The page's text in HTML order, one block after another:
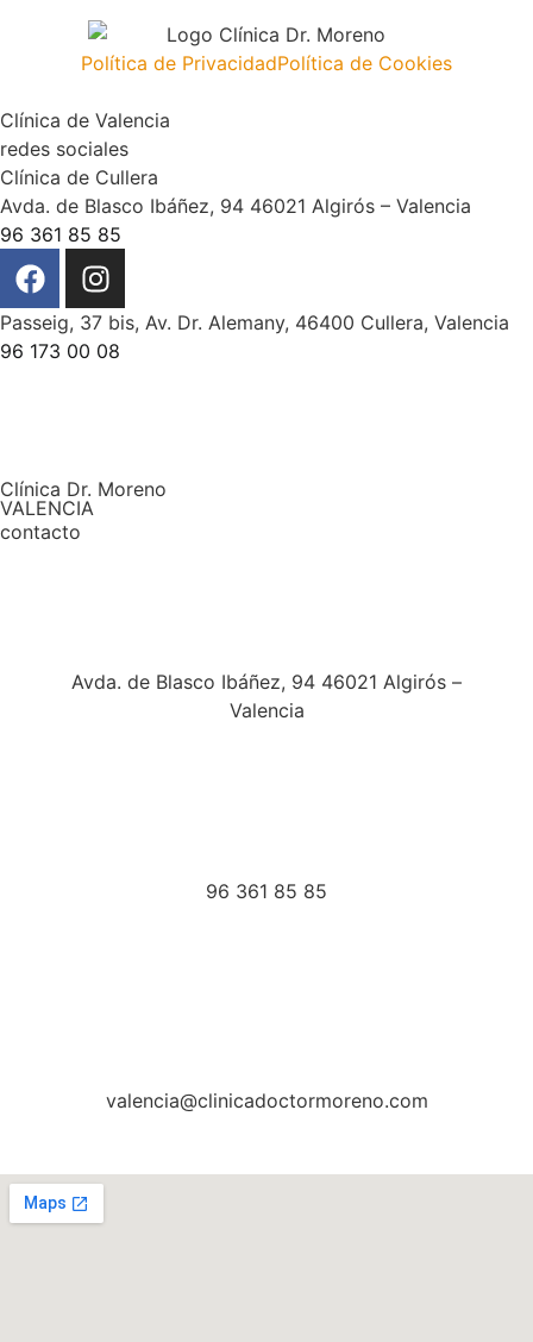
Política de PrivacidadPolítica de Cookies
Clínica de Valencia
redes sociales
Clínica de Cullera
Avda. de Blasco Ibáñez, 94 46021 Algirós – Valencia
96 361 85 85
Passeig, 37 bis, Av. Dr. Alemany, 46400 Cullera, Valencia
96 173 00 08
Clínica Dr. Moreno
VALENCIA
contacto
Avda. de Blasco Ibáñez, 94 46021 Algirós –
Valencia
96 361 85 85
valencia@clinicadoctormoreno.com